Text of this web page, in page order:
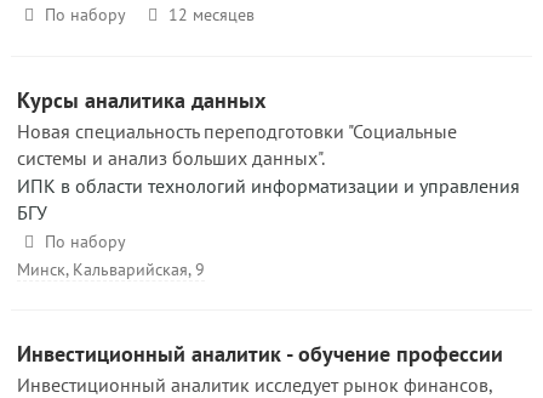
По набору 12 месяцев
Курсы аналитика данных
Новая специальность переподготовки "Социальные
системы и анализ больших данных".
ИПК в области технологий информатизации и управления
БГУ
По набору
Минск, Кальварийская, 9
Инвестиционный аналитик - обучение профессии
Инвестиционный аналитик исследует рынок финансов,